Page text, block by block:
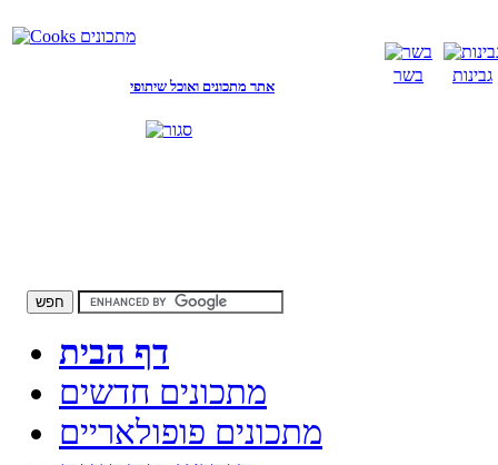
אתר מתכונים ואוכל שיתופי
בשר גבינות
דף הבית
מתכונים חדשים
מתכונים פופולאריים